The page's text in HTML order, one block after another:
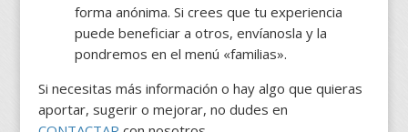
forma anónima. Si crees que tu experiencia
puede beneficiar a otros, envíanosla y la
pondremos en el menú «familias».
Si necesitas más información o hay algo que quieras
aportar, sugerir o mejorar, no dudes en